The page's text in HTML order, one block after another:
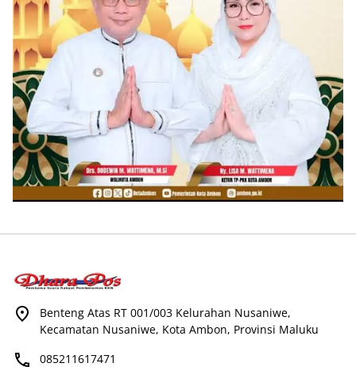
Benteng Atas RT 001/003 Kelurahan Nusaniwe,
Kecamatan Nusaniwe, Kota Ambon, Provinsi Maluku
085211617471